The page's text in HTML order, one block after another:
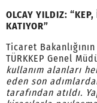
OLCAY YILDIZ: “KEP,
KATIYOR”
Ticaret
TÜRKKEP Genel
kullanım alanları
eden son
tarafından atıldı.